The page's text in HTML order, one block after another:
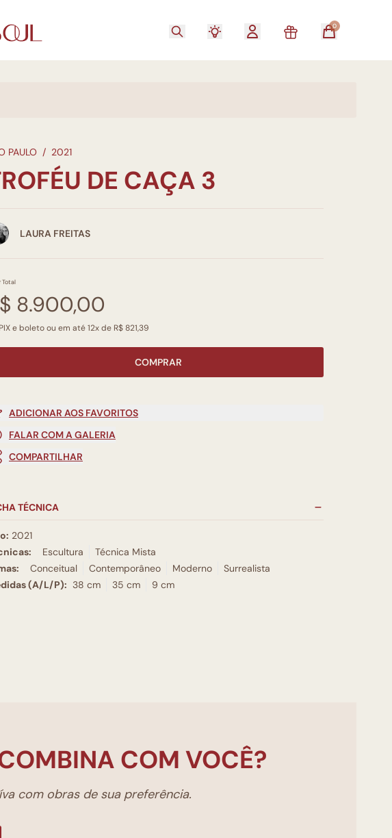
0
PAULO / 2021
DE CAÇA 3
LAURA FREITAS
Total
8.900,00
e boleto ou em até 12x de R$ 821,39
COMPRAR
ADICIONAR AOS FAVORITOS
FALAR COM A GALERIA
COMPARTILHAR
TÉCNICA
2021
Escultura
Técnica Mista
Conceitual Contemporâneo Moderno
Surrealista
(A/L/P): 38 cm 35 cm 9 cm
COM VOCÊ?
com obras de sua preferência.